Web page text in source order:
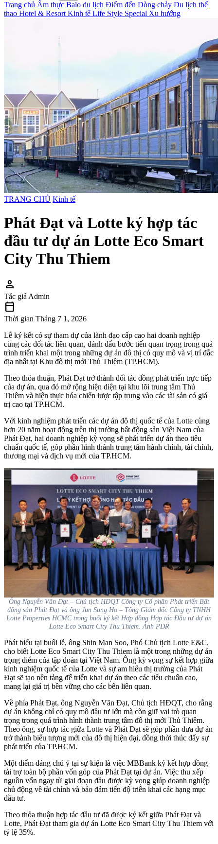
Trang chủ Ẩm thực Balo du lịch Điểm đến Dòng chảy Du lịch thể
thao Hotel & Resort Kinh tế Life Style Special Xu hướng
TRANG CHỦ Kinh tế
Phát Đạt và Lotte ký hợp tác
đầu tư dự án Lotte Eco Smart
City Thu Thiem
person
Tác giả Admin
calendar_today
Thời gian Tháng 7 1, 2026
Lễ ký kết có sự tham dự của lãnh đạo cấp cao hai doanh nghiệp
cùng các đối tác liên quan, đánh dấu bước tiến quan trọng trong quá
trình triển khai một trong những dự án đô thị có quy mô và vị trí đắc
địa nhất tại Khu đô thị mới Thủ Thiêm (TP.HCM).
Theo thỏa thuận, Phát Đạt trở thành đối tác đồng phát triển trực tiếp
của dự án, qua đó mở rộng hiện diện tại khu lõi trung tâm Thủ
Thiêm và hiện thực hóa chiến lược tập trung vào các tài sản có giá
trị cao tại TP.HCM.
Với kinh nghiệm phát triển các dự án đô thị quốc tế của Lotte cùng
hơn 20 năm hoạt động trên thị trường bất động sản Việt Nam của
Phát Đạt, hai doanh nghiệp kỳ vọng sẽ phát triển dự án theo tiêu
chuẩn quốc tế, góp phần hình thành trung tâm hành chính, tài chính,
thương mại và dịch vụ mới của TP.HCM.
Ông Nguyễn Văn Đạt – Chủ tịch HĐQT Công ty Cổ phần Phát triển Bất
động sản Phát Đạt và ông Jun Sung Ho – Tổng Giám đốc Công ty TNHH
Lotte Properties HCMC trong buổi ký kết Hợp đồng Hợp tác Đầu tư dự án
Lotte Eco Smart City Thu Thiem. Ảnh PDR
Phát biểu tại buổi lễ, ông Shin Man Soo, Phó Chủ tịch Lotte E&C,
cho biết Lotte Eco Smart City Thu Thiem là một trong những dự án
trọng điểm của tập đoàn tại Việt Nam. Ông kỳ vọng sự kết hợp giữa
kinh nghiệm quốc tế của Lotte và sự am hiểu thị trường của Phát
Đạt sẽ tạo nền tảng để triển khai dự án theo các tiêu chuẩn cao,
mang lại giá trị bền vững cho các bên liên quan.
Về phía Phát Đạt, ông Nguyễn Văn Đạt, Chủ tịch HĐQT, cho rằng
dự án không chỉ có quy mô đầu tư lớn mà còn giữ vai trò quan
trọng trong quá trình hình thành trung tâm đô thị mới Thủ Thiêm.
Theo ông, sự hợp tác giữa Lotte và Phát Đạt sẽ góp phần đưa dự án
trở thành biểu tượng mới của đô thị hiện đại, đồng thời thúc đẩy sự
phát triển của TP.HCM.
Một điểm đáng chú ý tại sự kiện là việc MBBank ký kết hợp đồng
tài trợ toàn bộ phần vốn góp của Phát Đạt tại dự án. Việc thu xếp
nguồn vốn ngay từ giai đoạn đầu được kỳ vọng giúp doanh nghiệp
chủ động về tài chính và bảo đảm tiến độ triển khai các hạng mục
đầu tư.
Theo thỏa thuận hợp tác đầu tư đã được ký kết giữa Phát Đạt và
Lotte, Phát Đạt tham gia dự án Lotte Eco Smart City Thu Thiem với
tỷ lệ 35%.